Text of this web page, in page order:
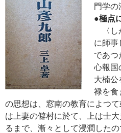
門学の
●極点
〈し
に師事
であつ
心報国
大楠公
禄を食
の思想は、窓南の教育によつ
は上妻の僻村に於て、上は士
るまで、漸々として浸潤した